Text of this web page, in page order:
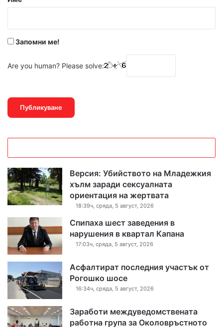
Запомни ме!
Are you human? Please solve:
Версия: Убийството на Младежкия
хълм заради сексуалната
ориентация на жертвата
18:39ч, сряда, 5 август, 2026
Спипаха шест заведения в
нарушения в квартал Капана
17:03ч, сряда, 5 август, 2026
Асфалтират последния участък от
Рогошко шосе
16:34ч, сряда, 5 август, 2026
Заработи междуведомствената
работна група за Околовръстното